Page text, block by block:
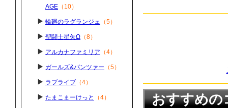
おすすめの
AGE （10）
輪廻のラグランジェ （5）
聖闘士星矢Ω （8）
アルカナファミリア （4）
ガールズ&パンツァー （5）
ラブライブ （4）
たまこまーけっと （4）